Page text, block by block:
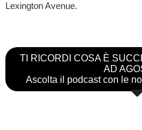
Lexington Avenue.
TI RICORDI COSA È
AD
Ascolta il podcast con le